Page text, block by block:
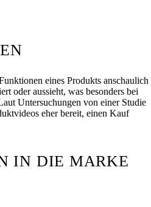
eines Produkts anschaulich
oder aussieht, was besonders bei
Untersuchungen von einer Studie
eher bereit, einen Kauf
IN DIE MARKE